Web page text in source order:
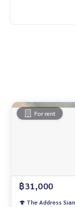
ดให้เช่าราคาถูก #
For rent
฿31,000
🍄 The Address